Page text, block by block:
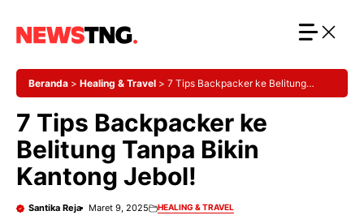
Beranda > Healing & Travel > 7 Tips Backpacker ke Belitung
7 Tips Backpacker ke
Belitung Tanpa Bikin
Kantong Jebol!
Santika Reja Maret 9, 2025 HEALING & TRAVEL